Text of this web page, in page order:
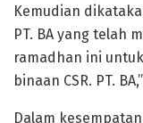
Kemudian
PT. BA yang telah
ramadhan ini
binaan CSR. PT.
Dalam